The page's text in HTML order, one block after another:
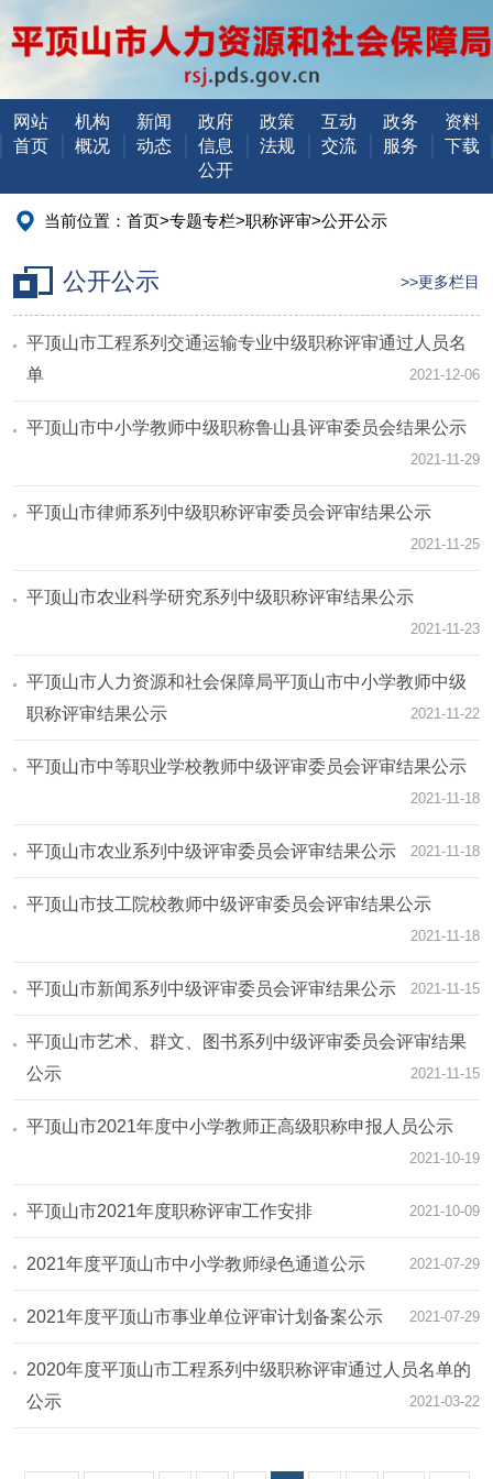
网站
首页
机构
概况
新闻
动态
政府
信息
公开
政策
法规
互动
交流
政务
服务
资料
下载
当前位置： 首页>专题专栏>职称评审>公开公示
公开公示 >>更多栏目
平顶山市工程系列交通运输专业中级职称评审通过人员名
单
2021-12-06
平顶山市中小学教师中级职称鲁山县评审委员会结果公示
2021-11-29
平顶山市律师系列中级职称评审委员会评审结果公示
2021-11-25
平顶山市农业科学研究系列中级职称评审结果公示
2021-11-23
平顶山市人力资源和社会保障局平顶山市中小学教师中级
职称评审结果公示
2021-11-22
平顶山市中等职业学校教师中级评审委员会评审结果公示
2021-11-18
平顶山市农业系列中级评审委员会评审结果公示 2021-11-18
平顶山市技工院校教师中级评审委员会评审结果公示
2021-11-18
平顶山市新闻系列中级评审委员会评审结果公示 2021-11-15
平顶山市艺术、群文、图书系列中级评审委员会评审结果
公示
2021-11-15
平顶山市2021年度中小学教师正高级职称申报人员公示
2021-10-19
平顶山市2021年度职称评审工作安排 2021-10-09
2021年度平顶山市中小学教师绿色通道公示 2021-07-29
2021年度平顶山市事业单位评审计划备案公示 2021-07-29
2020年度平顶山市工程系列中级职称评审通过人员名单的
公示
2021-03-22